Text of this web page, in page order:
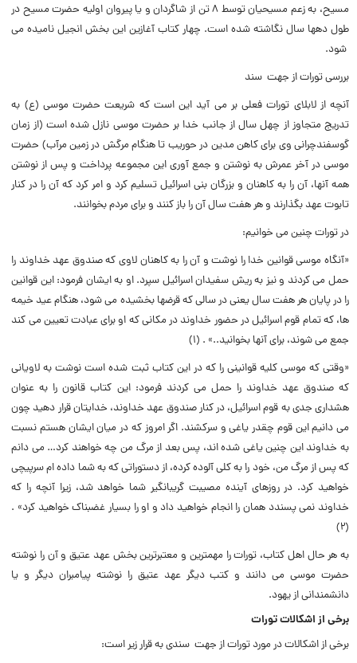
مسیح، به زعم مسیحیان توسط ۸ تن از شاگردان و یا پیروان اولیه حضرت مسیح در
طول دهها سال نگاشته شده است. چهار کتاب آغازین این بخش انجیل نامیده مى
شود.
بررسى تورات از جهت سند
آنچه از لابلاى تورات فعلى بر مى آید این است که شریعت حضرت موسى (ع) به
تدریج متجاوز از چهل سال از جانب خدا بر حضرت موسى نازل شده است (از زمان
گوسفندچرانى وى براى کاهن مدین در حوریب تا هنگام مرگش در زمین مرآب) حضرت
موسى در آخر عمرش به نوشتن و جمع آورى این مجموعه پرداخت و پس از نوشتن
همه آنها، آن را به کاهنان و بزرگان بنى اسرائیل تسلیم کرد و امر کرد که آن را در کنار
تابوت عهد بگذارند و هر هفت سال آن را باز کنند و براى مردم بخوانند.
در تورات چنین مى خوانیم:
«آنگاه موسى قوانین خدا را نوشت و آن را به کاهنان لاوى که صندوق عهد خداوند را
حمل مى کردند و نیز به ریش سفیدان اسرائیل سپرد. او به ایشان فرمود: این قوانین
را در پایان هر هفت سال یعنى در سالى که قرضها بخشیده مى شود، هنگام عید خیمه
ها، که تمام قوم اسرائیل در حضور خداوند در مکانى که او براى عبادت تعیین مى کند
جمع مى شوند، براى آنها بخوانید..» . (۱)
«وقتى که موسى کلیه قوانینى را که در این کتاب ثبت شده است نوشت به لاویانى
که صندوق عهد خداوند را حمل مى کردند فرمود: این کتاب قانون را به عنوان
هشدارى جدى به قوم اسرائیل، در کنار صندوق عهد خداوند، خدایتان قرار دهید چون
مى دانیم این قوم چقدر یاغى و سرکشند. اگر امروز که در میان ایشان هستم نسبت
به خداوند این چنین یاغى شده اند، پس بعد از مرگ من چه خواهند کرد… مى دانم
که پس از مرگ من، خود را به کلى آلوده کرده، از دستوراتى که به شما داده ام سرپیچى
خواهید کرد. در روزهاى آینده مصیبت گریبانگیر شما خواهد شد، زیرا آنچه را که
خداوند نمى پسندد همان را انجام خواهید داد و او را بسیار غضبناک خواهید کرد» .
(۲)
به هر حال اهل کتاب، تورات را مهمترین و معتبرترین بخش عهد عتیق و آن را نوشته
حضرت موسى مى دانند و کتب دیگر عهد عتیق را نوشته پیامبران دیگر و یا
دانشمندانى از یهود.
برخى از اشکالات تورات
برخى از اشکالات در مورد تورات از جهت سندى به قرار زیر است: